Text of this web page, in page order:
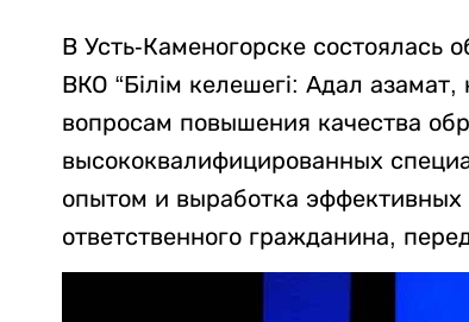
В Усть-Каменогорске состоялась
ВКО “Білім келешегі: Адал
вопросам повышения качества
высококвалифицированных
опытом и выработка
ответственного гражданина,